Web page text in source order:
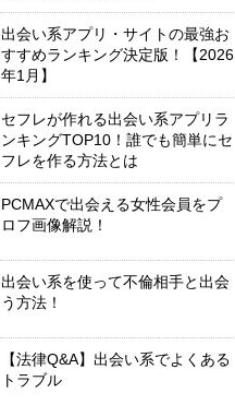
出会い系アプリ・サイトの最強お
すすめランキング決定版！【2026
年1月】
セフレが作れる出会い系アプリラ
ンキングTOP10！誰でも簡単にセ
フレを作る方法とは
PCMAXで出会える女性会員をプ
ロフ画像解説！
出会い系を使って不倫相手と出会
う方法！
【法律Q&A】出会い系でよくある
トラブル